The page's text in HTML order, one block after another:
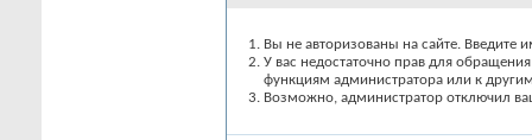
Вы не авторизованы на сайте. Введите
У вас недостаточно прав для
функциям администратора или к
Возможно, администратор отключил